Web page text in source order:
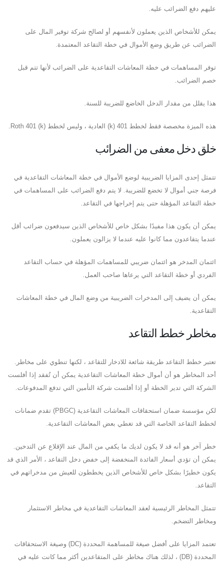
عليهم دفع الضرائب عليه.
يمكن للأشخاص الذين يعملون لأنفسهم أو لصالح شركة توفير المال على
الضرائب عن طريق وضع الأموال في خطة التقاعد المعتمدة.
توفر المساهمات في خطة المعاشات التقاعدية على الضرائب لأنها تتم قبل
خصم الضرائب.
هذا يقلل من مقدار الدخل الخاضع للضريبة للسنة.
هذه الميزة مخصصة فقط لخطط 401 (k) العادية ، وليس لخطط Roth 401 (k).
خلق دخل معفى من الضرائب
تتمثل إحدى المزايا الضريبية لوضع الأموال في خطة المعاشات التقاعدية في
فرصة جني أموال لا تخضع للضريبة. لا يتم دفع الضرائب على المساهمات في
خطة التقاعد المؤهلة حتى يتم إخراجها في التقاعد.
يمكن أن يكون هذا مفيدًا بشكل خاص للأشخاص الذين سيدفعون ضرائب أقل
عندما يتقاعدون مما كانوا عليه عندما لا يزالون يعملون.
ائتمان المدخر هو ائتمان ضريبي للمساهمات المؤهلة في حساب التقاعد
الفردي أو خطة التقاعد التي يرعاها صاحب العمل.
يمكن أن يضيف إلى المدخرات الضريبية من وضع المال في خطة المعاشات
التقاعدية.
مخاطر خطط التقاعد
تعتبر خطط التقاعد طريقة شائعة للادخار للتقاعد ، لكنها تنطوي على مخاطر.
أحد المخاطر هو أن أموال خطة المعاشات التقاعدية يمكن أن تُفقد إذا أفلست
الشركة التي تدير الخطة أو إذا أفلست شركة التأمين التي تدفع المدفوعات.
لكن مؤسسة ضمان استحقاقات المعاشات التقاعدية (PBGC) تقدم ضمانات
لخطط التقاعد الخاصة التي قد تغطي بعض المعاشات التقاعدية.
خطر آخر هو أنه قد لا يكون لديك ما يكفي من المال عند الإقلاع عن التدخين.
يمكن أن تؤدي أسعار الفائدة المنخفضة إلى خفض دخل التقاعد ، الأمر الذي قد
يكون خطيرًا بشكل خاص للأشخاص الذين يخططون للعيش من مدخراتهم في
التقاعد.
تتمثل المخاطر الرئيسية لعقد المعاشات التقاعدية في مخاطر الاستثمار
ومخاطر التضخم.
تعتمد المزايا على أفضل صيغة للمساهمة المحددة (DC) وصيغة الاستحقاقات
المحددة (DB) ، لذلك هناك مخاطر على المتقاعدين أكثر مما كانت عليه في